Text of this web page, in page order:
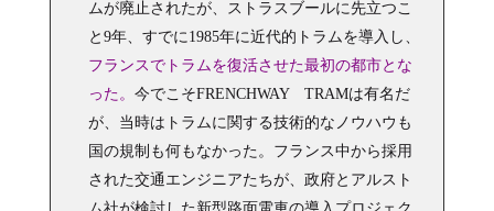
ムが廃止されたが、ストラスブールに先立つこ
と9年、すでに1985年に近代的トラムを導入し、
フランスでトラムを復活させた最初の都市とな
った。 今でこそFRENCHWAY TRAMは有名だ
が、当時はトラムに関する技術的なノウハウも
国の規制も何もなかった。フランス中から採用
された交通エンジニアたちが、政府とアルスト